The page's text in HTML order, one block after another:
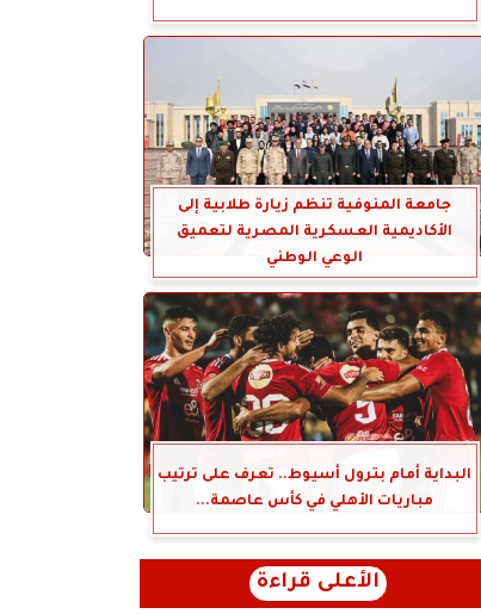
جامعة المنوفية تنظم زيارة طلابية إلى
الأكاديمية العسكرية المصرية لتعميق
الوعي الوطني
البداية أمام بترول أسيوط.. تعرف على ترتيب
مباريات الأهلي في كأس عاصمة...
الأعلى قراءة